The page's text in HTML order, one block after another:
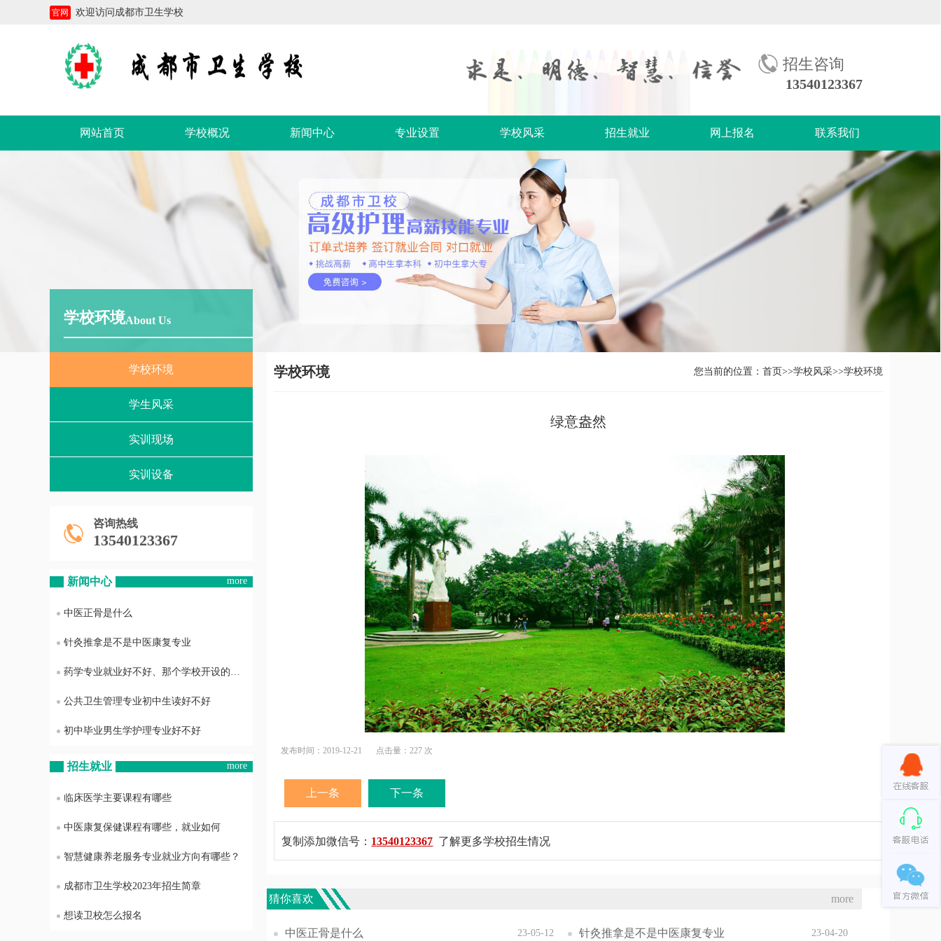
官网 欢迎访问成都市卫生学校
招生咨询
13540123367
网站首页 学校概况 新闻中心 专业设置 学校风采 招生就业 网上报名 联系我们
学校环境About Us
学校环境
学生风采
实训现场
实训设备
咨询热线
13540123367
新闻中心 more
中医正骨是什么
针灸推拿是不是中医康复专业
药学专业就业好不好、那个学校开设的药学专业最好
公共卫生管理专业初中生读好不好
初中毕业男生学护理专业好不好
招生就业 more
临床医学主要课程有哪些
中医康复保健课程有哪些，就业如何
智慧健康养老服务专业就业方向有哪些？
成都市卫生学校2023年招生简章
想读卫校怎么报名
学校环境 您当前的位置：首页>>学校风采>>学校环境
绿意盎然
发布时间：2019-12-21 点击量：227 次
上一条 下一条
复制添加微信号： 13540123367 了解更多学校招生情况
猜你喜欢 more
中医正骨是什么 23-05-12 针灸推拿是不是中医康复专业 23-04-20